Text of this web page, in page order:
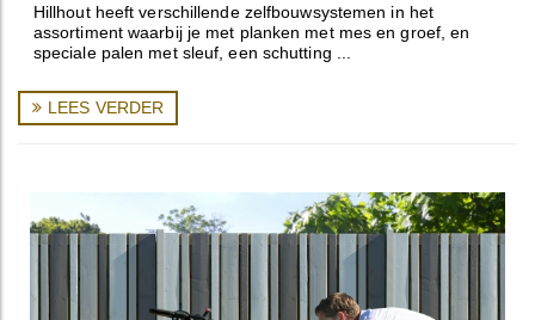
Hillhout heeft verschillende zelfbouwsystemen in het
assortiment waarbij je met planken met mes en groef, en
speciale palen met sleuf, een schutting ...
LEES VERDER